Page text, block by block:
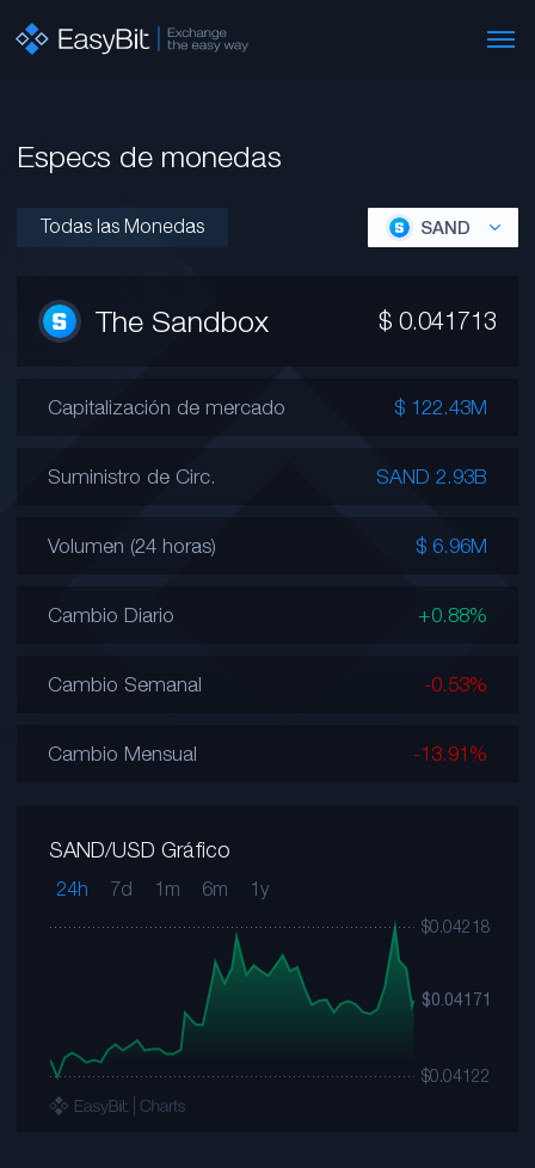
Especs de monedas
Todas las Monedas SAND
The Sandbox $ 0.041713
Capitalización de mercado $ 122.43M
Suministro de Circ. SAND 2.93B
Volumen (24 horas) $ 6.96M
Cambio Diario +0.88%
Cambio Semanal -0.53%
Cambio Mensual -13.91%
SAND/USD Gráfico
24h 7d 1m 6m 1y